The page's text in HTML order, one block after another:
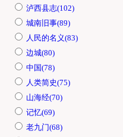
泸西县志(102)
城南旧事(89)
人民的名义(83)
边城(80)
中国(78)
人类简史(75)
山海经(70)
记忆(69)
老九门(68)